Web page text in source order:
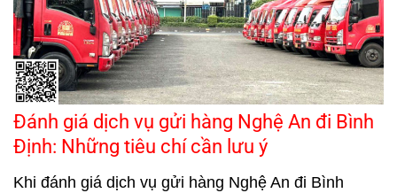
Đánh giá dịch vụ gửi hàng Nghệ An đi Bình
Định: Những tiêu chí cần lưu ý
Khi đánh giá dịch vụ gửi hàng Nghệ An đi Bình